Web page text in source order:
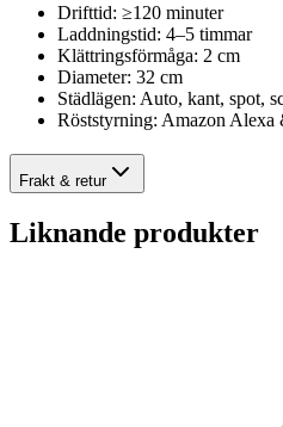
Drifttid: ≥120 minuter
Laddningstid: 4–5 timmar
Klättringsförmåga: 2 cm
Diameter: 32 cm
Städlägen: Auto, kant, spot,
Röststyrning: Amazon Alexa
Frakt & retur
Liknande produkter